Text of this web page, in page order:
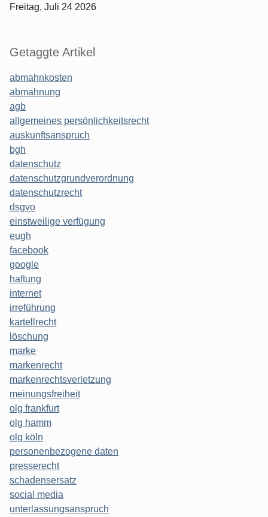
Freitag, Juli 24 2026
Getaggte Artikel
abmahnkosten
abmahnung
agb
allgemeines persönlichkeitsrecht
auskunftsanspruch
bgh
datenschutz
datenschutzgrundverordnung
datenschutzrecht
dsgvo
einstweilige verfügung
eugh
facebook
google
haftung
internet
irreführung
kartellrecht
löschung
marke
markenrecht
markenrechtsverletzung
meinungsfreiheit
olg frankfurt
olg hamm
olg köln
personenbezogene daten
presserecht
schadensersatz
social media
unterlassungsanspruch